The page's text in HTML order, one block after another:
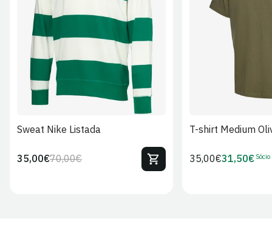
S XL 2XL
Sweat Nike Listada
Preço
70,00€Preço
35,00€
T-shirt Medium
Preço
35,00€Preço
31,50€ Sócio